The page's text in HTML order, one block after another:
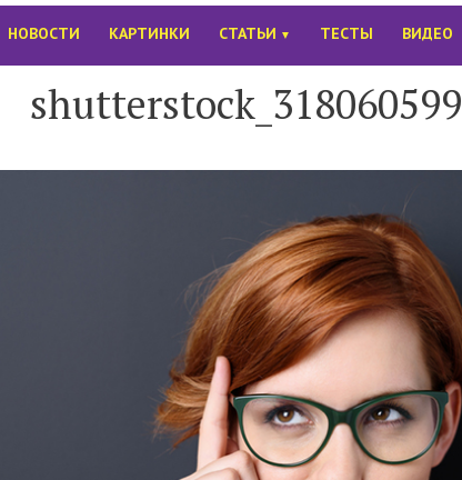
НОВОСТИ КАРТИНКИ СТАТЬИ ▼ ТЕСТЫ ВИДЕО
shutterstock_318060599